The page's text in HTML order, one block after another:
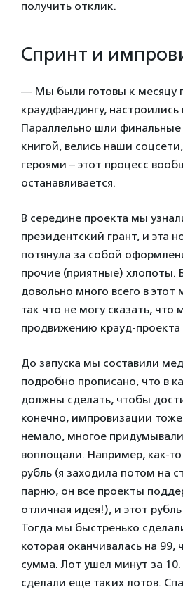
получить отклик.
Спринт и
— Мы были готовы к месяцу
краудфандингу, настроились
Параллельно шли
книгой, велись наши
героями – этот процесс
останавливается.
В середине проекта мы
президентский грант, и эта
потянула за собой
прочие (приятные) хлопоты.
довольно много всего в
так что не могу сказать, что
продвижению крауд-проекта
До запуска мы составили
подробно прописано, что в
должны сделать, чтобы
конечно, импровизации
немало, многое
воплощали. Например, как-
рубль (я заходила потом на
парню, он все проекты
отличная идея!), и этот
Тогда мы быстренько
которая оканчивалась на
сумма. Лот ушел минут за
сделали еще таких лотов.